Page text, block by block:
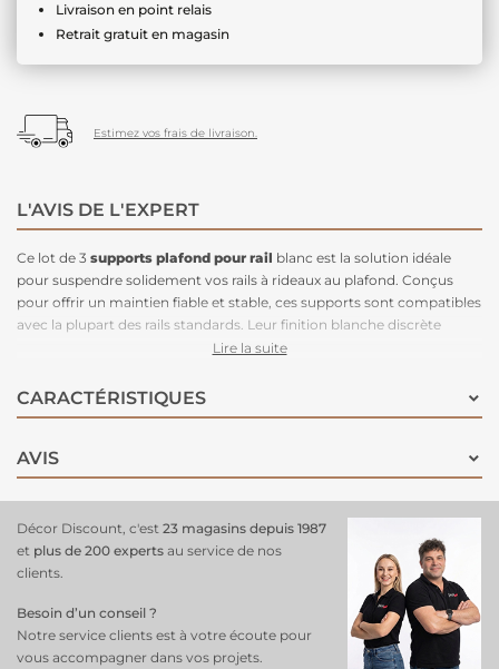
Livraison en point relais
Retrait gratuit en magasin
Estimez vos frais de livraison.
L'AVIS DE L'EXPERT
Ce lot de 3 supports plafond pour rail blanc est la solution idéale
pour suspendre solidement vos rails à rideaux au plafond. Conçus
pour offrir un maintien fiable et stable, ces supports sont compatibles
avec la plupart des rails standards. Leur finition blanche discrète
s'intègre facilement à tous les types d'intérieurs, garantissant une
permettent unefixation sécurisée du rail
, assurant un coulissement
fluide et sans accroc de vos rideaux. Parfaits pour remplacer des
un système de rideaux fonctionnel et esthétique.
Lire la suite
CARACTÉRISTIQUES
AVIS
Décor Discount, c'est 23 magasins depuis 1987
et plus de 200 experts au service de nos
clients.
Besoin d’un conseil ?
Notre service clients est à votre écoute pour
vous accompagner dans vos projets.